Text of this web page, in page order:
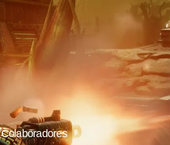
Colaboradores